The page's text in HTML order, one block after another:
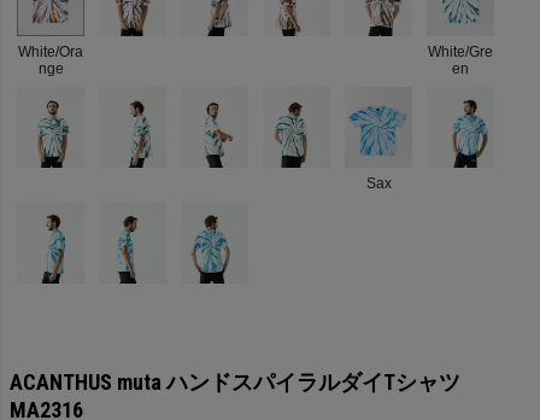
White/Ora
nge
White/Gre
en
Sax
ACANTHUS muta ハンドスパイラルダイTシャツ
MA2316